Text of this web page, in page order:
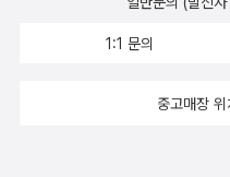
1:1 문의
중고매장